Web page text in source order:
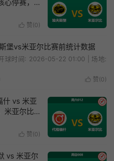
停赛，
 赞(0)
堡vs米亚尔比赛前统计数据
球时间: 2026-05-22 01:00 | 场地:
 赞(0)
✔
什 vs 米亚
米亚尔比
 赞(0)
✔
vs 米亚尔